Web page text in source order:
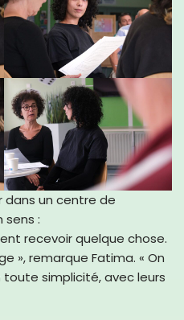
dans un centre de
:
recevoir quelque chose.
», remarque Fatima. « On
simplicité, avec leurs